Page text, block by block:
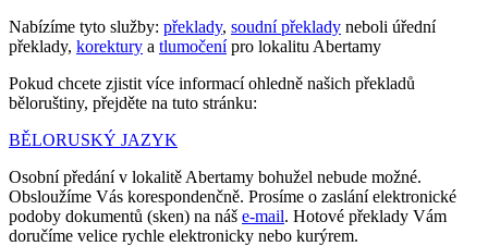
Nabízíme tyto služby: překlady, soudní překlady neboli úřední
překlady, korektury a tlumočenípro lokalitu Abertamy
Pokud chcete zjistit více informací ohledně našich překladů
běloruštiny, přejděte na tuto stránku:
BĚLORUSKÝ JAZYK
Osobní předání v lokalitě Abertamy bohužel nebude možné.
Obsloužíme Vás korespondenčně. Prosíme o zaslání elektronické
podoby dokumentů (sken) na náš e-mail. Hotové překlady Vám
doručíme velice rychle elektronicky nebo kurýrem.